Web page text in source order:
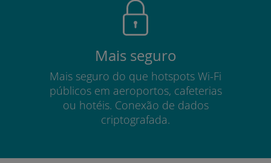
Mais seguro
Mais seguro do que hotspots Wi-Fi
públicos em aeroportos, cafeterias
ou hotéis. Conexão de dados
criptografada.